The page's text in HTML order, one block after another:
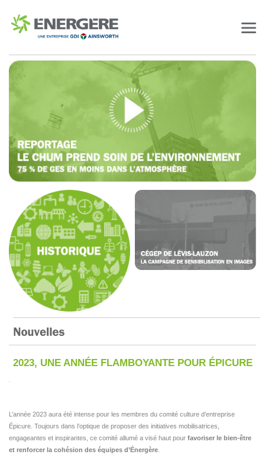
2023, UNE ANNÉE FLAMBOYANTE POUR ÉPICURE
L’année 2023 aura été intense pour les membres du comité culture d’entreprise
Épicure. Toujours dans l’optique de proposer des initiatives mobilisatrices,
engageantes et inspirantes, ce comité allumé a visé haut pour favoriser le bien-être
et renforcer la cohésion des équipes d’Énergère.